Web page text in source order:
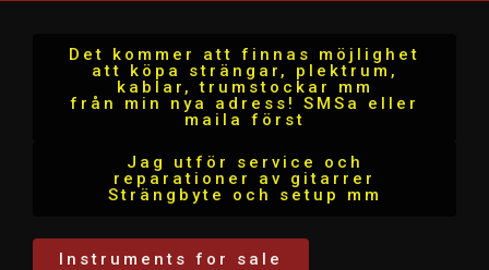
Det kommer att finnas möjlighet
att köpa strängar, plektrum,
kablar, trumstockar mm
från min nya adress! SMSa eller
maila först
Jag utför service och
reparationer av gitarrer
Strängbyte och setup mm
Instruments for sale